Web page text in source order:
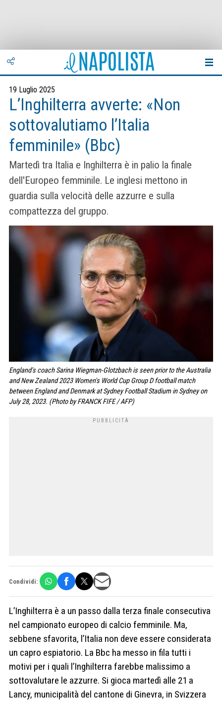
19 Luglio 2025
L’Inghilterra avverte: «Non
sottovalutiamo l’Italia
femminile» (Bbc)
Martedì tra Italia e Inghilterra è in palio la finale
dell'Europeo femminile. Le inglesi mettono in
guardia sulla velocità delle azzurre e sulla
compattezza del gruppo.
England's coach Sarina Wiegman-Glotzbach is seen prior to the Australia
and New Zealand 2023 Women's World Cup Group D football match
between England and Denmark at Sydney Football Stadium in Sydney on
July 28, 2023. (Photo by FRANCK FIFE / AFP)
Condividi:
L’Inghilterra è a un passo dalla terza finale consecutiva
nel campionato europeo di calcio femminile. Ma,
sebbene sfavorita, l’Italia non deve essere considerata
un capro espiatorio. La Bbc ha messo in fila tutti i
motivi per i quali l’Inghilterra farebbe malissimo a
sottovalutare le azzurre. Si gioca martedì alle 21 a
Lancy, municipalità del cantone di Ginevra, in Svizzera